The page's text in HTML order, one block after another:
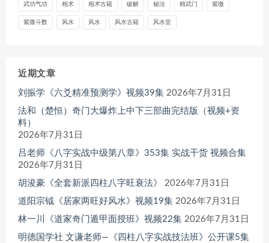
武功气功 相术 相术古籍 破解 秘法 精武门 紫微
紫微斗数 风水 风水 风水古籍 风水堂
近期文章
刘振学《六爻精准预测学》视频39集 2026年7月31日
法和（楚恒）奇门大爆炸上中下三部曲完结版（视频+资
料）
2026年7月31日
吕老师《八字实战中级第八章》353集 实战干货 视频合集
2026年7月31日
胡浚豪《全套新派四柱八字旺衰法》
2026年7月31日
道阳宗钺《居家两旺好风水》视频19集 2026年7月31日
林一川《道家奇门遁甲面授班》视频22集 2026年7月31日
明德国学社 文谦老师—《四柱八字实战技法班》公开课5集